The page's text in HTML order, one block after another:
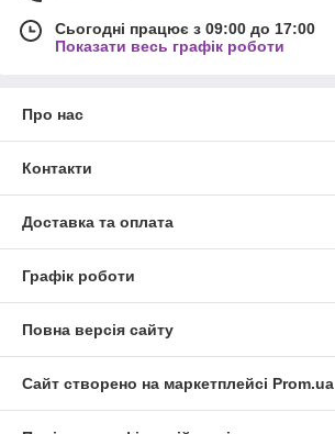
Сьогодні працює з 09:00 до 17:00
Показати весь графік роботи
Про нас
Контакти
Доставка та оплата
Графік роботи
Повна версія сайту
Сайт створено на маркетплейсі Prom.ua